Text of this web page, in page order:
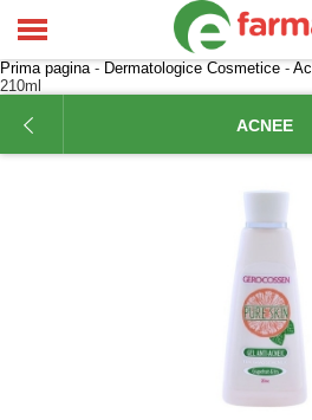
Prima pagina- Dermatologice Cosmetice -
210ml
ACNEE